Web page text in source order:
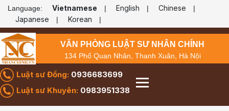
Language: Vietnamese | English | Chinese |
Japanese | Korean |
VĂN PHÒNG LUẬT SƯ NHÂN CHÍNH
134 Phố Quan Nhân, Thanh Xuân, Hà Nội
Luật sư Đồng: 0936683699
Luật sư Khuyên: 0983951338